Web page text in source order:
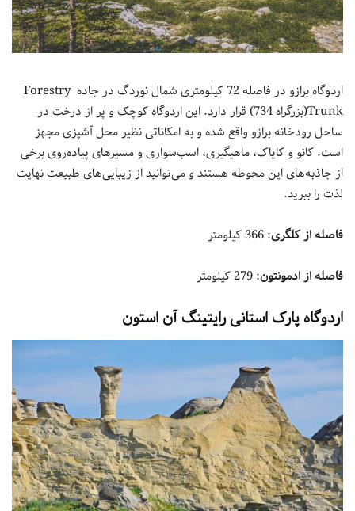
اردوگاه برازو در فاصله 72 کیلومتری شمال نوردگ در جاده Forestry
Trunk(بزرگراه 734) قرار دارد. این اردوگاه کوچک و پر از درخت در
ساحل رودخانه برازو واقع شده و به امکاناتی نظیر محل آشپزی مجهز
است. کانو و کایاک، ماهیگیری، اسب‌سواری و مسیرهای پیاده‌روی برخی
از جاذبه‌های این محوطه هستند و می‌توانید از زیبایی‌های طبیعت نهایت
لذت را ببرید.
فاصله از کلگری: 366 کیلومتر
فاصله از ادمونتون: 279 کیلومتر
اردوگاه پارک استانی رایتینگ آن استون